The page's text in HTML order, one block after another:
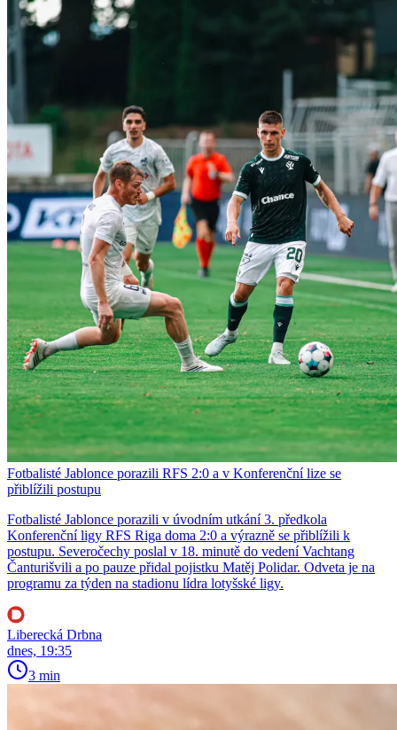
Fotbalisté Jablonce porazili RFS 2:0 a v Konferenční lize se
přiblížili postupu
Fotbalisté Jablonce porazili v úvodním utkání 3. předkola
Konferenční ligy RFS Riga doma 2:0 a výrazně se přiblížili k
postupu. Severočechy poslal v 18. minutě do vedení Vachtang
Čanturišvili a po pauze přidal pojistku Matěj Polidar. Odveta je na
programu za týden na stadionu lídra lotyšské ligy.
Liberecká Drbna
dnes, 19:35
3 min